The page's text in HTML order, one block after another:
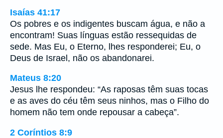
Isaías 41:17
Os pobres e os indigentes buscam água, e não a
encontram! Suas línguas estão ressequidas de
sede. Mas Eu, o Eterno, lhes responderei; Eu, o
Deus de Israel, não os abandonarei.
Mateus 8:20
Jesus lhe respondeu: “As raposas têm suas tocas
e as aves do céu têm seus ninhos, mas o Filho do
homem não tem onde repousar a cabeça”.
2 Coríntios 8:9